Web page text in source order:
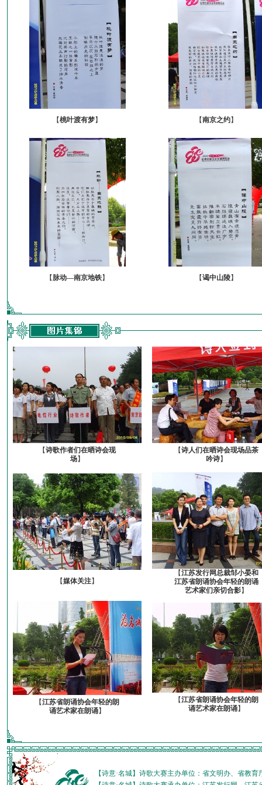
【桃叶渡有梦】 【南京之约】
【脉动—南京地铁】 【谒中山陵】
【诗歌作者们在晒诗会现
场】
【诗人们在晒诗会现场品茶
吟诗】
【媒体关注】
【江苏发行网总裁邹小晏和
江苏省朗诵协会年轻的朗诵
艺术家们亲切合影】
【江苏省朗诵协会年轻的朗
诵艺术家在朗诵】
【江苏省朗诵协会年轻的朗
诵艺术家在朗诵】
【诗意·名城】诗歌大赛主办单位：省文明办、省教